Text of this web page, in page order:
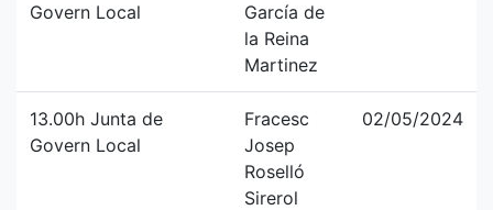
Govern Local
García de
la Reina
Martinez
13.00h Junta de
Govern Local
Fracesc
Josep
Roselló
Sirerol
02/05/2024